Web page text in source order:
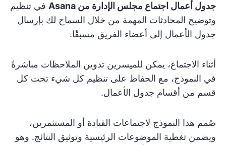
جدول أعمال اجتماع مجلس الإدارة من Asana
في تنظيم
وتوضيح المحادثات المهمة من خلال السماح لك بإرسال
جدول الأعمال إلى أعضاء الفريق مسبقًا.
أثناء الاجتماع، يمكن للميسرين تدوين الملاحظات مباشرةً
في النموذج، مع الحفاظ على تنظيم كل شيء تحت كل
قسم من أقسام جدول الأعمال.
صُمم هذا النموذج لاجتماعات القيادة أو المستثمرين،
ويضمن تغطية الموضوعات الرئيسية وتوثيق النتائج. وهو